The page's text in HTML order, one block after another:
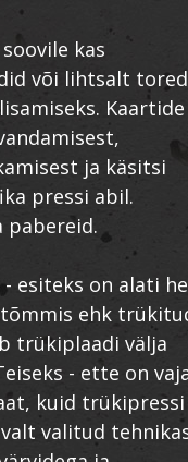
kas
või lihtsalt
Kaartide
ja käsitsi
pressi abil.
pabereid.
esiteks on alati
ehk
trükiplaadi välja
- ette on
kuid
valitud